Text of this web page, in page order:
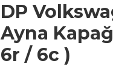
DP
Ayna
6r / 6c )